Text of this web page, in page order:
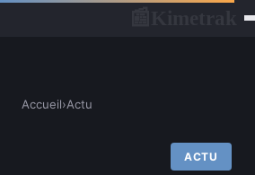
Accueil›Actu
ACTU